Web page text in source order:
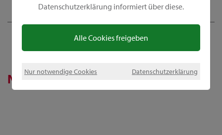
Datenschutzerklärung informiert über diese.
Alle Cookies freigeben
Nur notwendige Cookies Datenschutzerklärung
News